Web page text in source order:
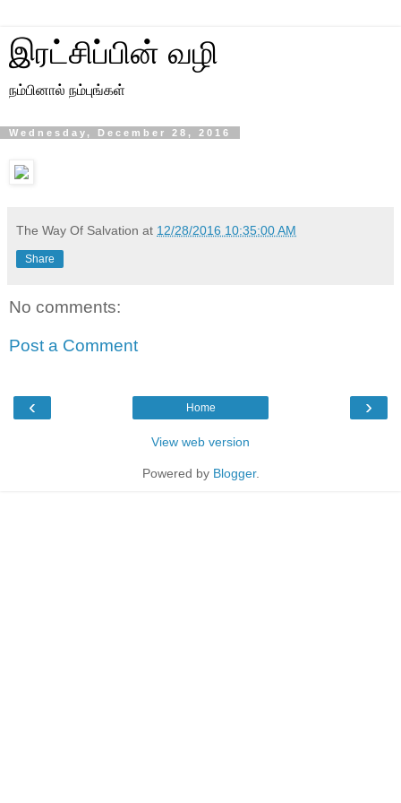
இரட்சிப்பின் வழி
நம்பினால் நம்புங்கள்
Wednesday, December 28, 2016
The Way Of Salvation at 12/28/2016 10:35:00 AM
Share
No comments:
Post a Comment
‹ ›
Home
View web version
Powered by Blogger.